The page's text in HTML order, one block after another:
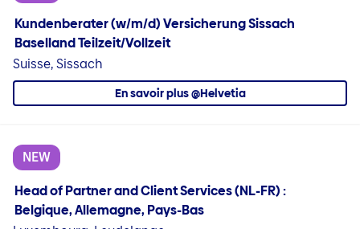
Kundenberater (w/m/d) Versicherung Sissach
Baselland Teilzeit/Vollzeit
Suisse, Sissach
En savoir plus @Helvetia
NEW
Head of Partner and Client Services (NL-FR) :
Belgique, Allemagne, Pays-Bas